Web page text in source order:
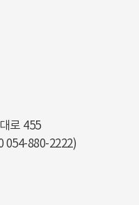
로 455
054-880-2222)